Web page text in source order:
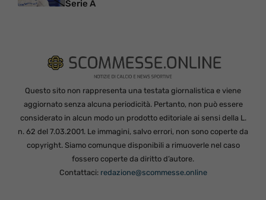
Serie A
Questo sito non rappresenta una testata giornalistica e viene
aggiornato senza alcuna periodicità. Pertanto, non può essere
considerato in alcun modo un prodotto editoriale ai sensi della L.
n. 62 del 7.03.2001. Le immagini, salvo errori, non sono coperte da
copyright. Siamo comunque disponibili a rimuoverle nel caso
fossero coperte da diritto d’autore.
Contattaci: redazione@scommesse.online